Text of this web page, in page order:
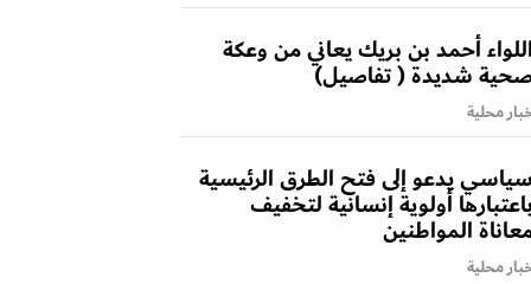
اللواء أحمد بن بريك يعاني من وعكة
صحية شديدة ( تفاصيل)
محلية
سياسي يدعو إلى فتح الطرق الرئيسية
باعتبارها أولوية إنسانية لتخفيف
المواطنين
محلية